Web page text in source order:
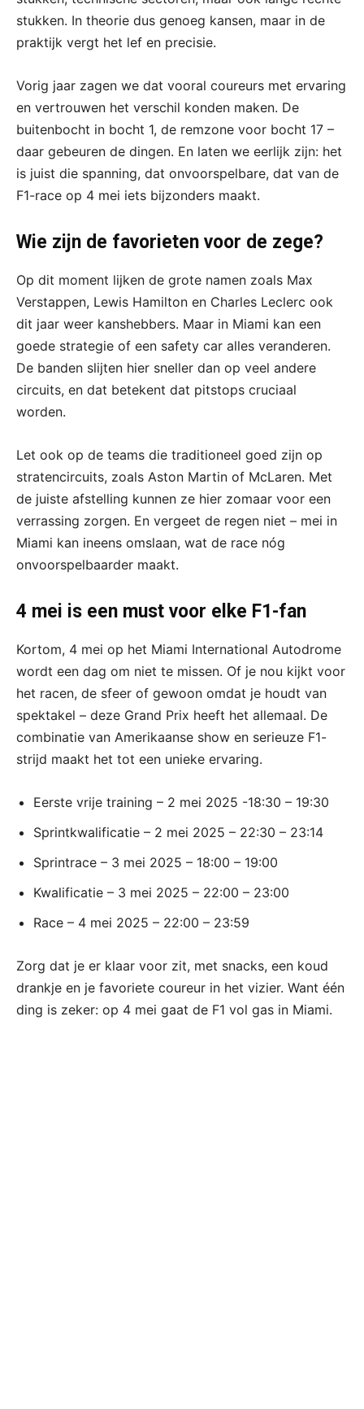
stukken. In theorie dus genoeg kansen, maar in de
praktijk vergt het lef en precisie.
Vorig jaar zagen we dat vooral coureurs met ervaring
en vertrouwen het verschil konden maken. De
buitenbocht in bocht 1, de remzone voor bocht 17 –
daar gebeuren de dingen. En laten we eerlijk zijn: het
is juist die spanning, dat onvoorspelbare, dat van de
F1-race op 4 mei iets bijzonders maakt.
Wie zijn de favorieten voor de zege?
Op dit moment lijken de grote namen zoals Max
Verstappen, Lewis Hamilton en Charles Leclerc ook
dit jaar weer kanshebbers. Maar in Miami kan een
goede strategie of een safety car alles veranderen.
De banden slijten hier sneller dan op veel andere
circuits, en dat betekent dat pitstops cruciaal
worden.
Let ook op de teams die traditioneel goed zijn op
stratencircuits, zoals Aston Martin of McLaren. Met
de juiste afstelling kunnen ze hier zomaar voor een
verrassing zorgen. En vergeet de regen niet – mei in
Miami kan ineens omslaan, wat de race nóg
onvoorspelbaarder maakt.
4 mei is een must voor elke F1-fan
Kortom, 4 mei op het Miami International Autodrome
wordt een dag om niet te missen. Of je nou kijkt voor
het racen, de sfeer of gewoon omdat je houdt van
spektakel – deze Grand Prix heeft het allemaal. De
combinatie van Amerikaanse show en serieuze F1-
strijd maakt het tot een unieke ervaring.
Eerste vrije training – 2 mei 2025 -18:30 – 19:30
Sprintkwalificatie – 2 mei 2025 – 22:30 – 23:14
Sprintrace – 3 mei 2025 – 18:00 – 19:00
Kwalificatie – 3 mei 2025 – 22:00 – 23:00
Race – 4 mei 2025 – 22:00 – 23:59
Zorg dat je er klaar voor zit, met snacks, een koud
drankje en je favoriete coureur in het vizier. Want één
ding is zeker: op 4 mei gaat de F1 vol gas in Miami.